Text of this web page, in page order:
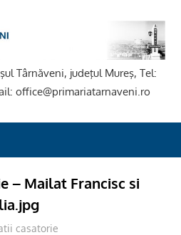
Târnăveni, judeţul Mureş, Tel:
office@primariatarnaveni.ro
– Mailat Francisc si
casatorie